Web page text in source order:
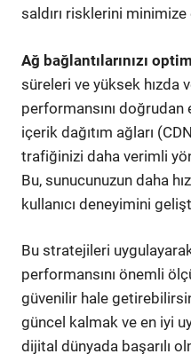
saldırı risklerini
Ağ bağlantılarınızı
süreleri ve yüksek hızda
performansını
içerik dağıtım ağları
trafiğinizi daha verimli
Bu, sunucunuzun daha
kullanıcı deneyimini
Bu stratejileri
performansını önemli
güvenilir hale
güncel kalmak ve en iyi
dijital dünyada başarılı